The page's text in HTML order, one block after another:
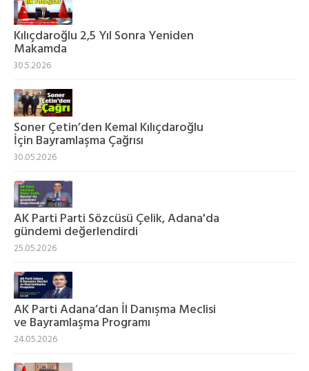
Kılıçdaroğlu 2,5 Yıl Sonra Yeniden
Makamda
30.5.2026
Soner Çetin’den Kemal Kılıçdaroğlu
İçin Bayramlaşma Çağrısı
30.05.2026
AK Parti Parti Sözcüsü Çelik, Adana'da
gündemi değerlendirdi
25.05.2026
AK Parti Adana’dan İl Danışma Meclisi
ve Bayramlaşma Programı
24.05.2026